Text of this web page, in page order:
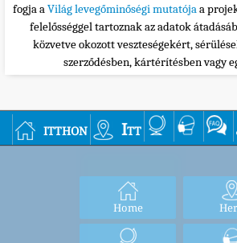
fogja aVilág levegőminőségi mutatójaa
felelősséggel tartoznak az adatok
közvetve okozott veszteségekért,
szerződésben, kártérítésben vagy
itthon Itt
Home